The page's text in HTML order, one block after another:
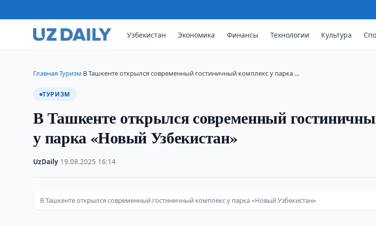
Узбекистан Экономика Финансы Технологии Культура
Главная›Туризм›В Ташкенте открылся современный гостиничный комплекс у парка …
ТУРИЗМ
В Ташкенте открылся современный
у парка «Новый Узбекистан»
UzDaily 19.08.2025 16:14
В Ташкенте открылся современный гостиничный комплекс у парка «Новый Узбекистан»